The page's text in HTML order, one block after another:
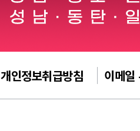
개인정보취급방침 이메일